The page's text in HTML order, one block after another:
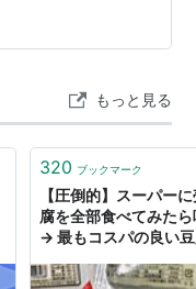
もっと見る
320 ブックマーク
【圧倒的】スーパー
腐を全部食べてみた
→ 最もコスパの良い